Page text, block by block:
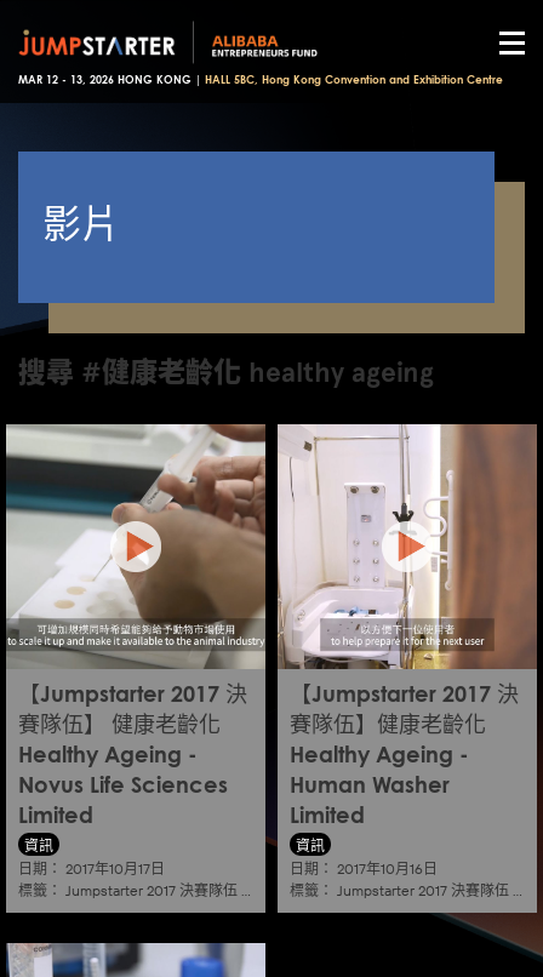
MAR 12 - 13, 2026 HONG KONG | HALL 5BC, Hong Kong Convention and Exhibition Centre
影片
搜尋 #健康老齡化 healthy ageing
【Jumpstarter 2017 決
賽隊伍】 健康老齡化
Healthy Ageing -
Novus Life Sciences
Limited
資訊
日期： 2017年10月17日
標籤： Jumpstarter 2017 決賽隊伍 健康老齡化 healthy ageing
【Jumpstarter 2017 決
賽隊伍】健康老齡化
Healthy Ageing -
Human Washer
Limited
資訊
日期： 2017年10月16日
標籤： Jumpstarter 2017 決賽隊伍